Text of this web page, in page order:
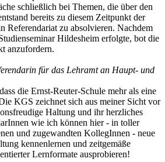
schließlich bei Themen, die über den
bereits zu diesem Zeitpunkt der
Referendariat zu absolvieren. Nachdem
Hildesheim erfolgte, bot die
anzufordern.
für das Lehramt an Haupt- und
die Ernst-Reuter-Schule mehr als eine
KGS zeichnet sich aus meiner Sicht vor
Haltung und ihr herzliches
wie ich können hier - in toller
und zugewandten KollegInnen - neue
kennenlernen und zeitgemäße
Lernformate ausprobieren!